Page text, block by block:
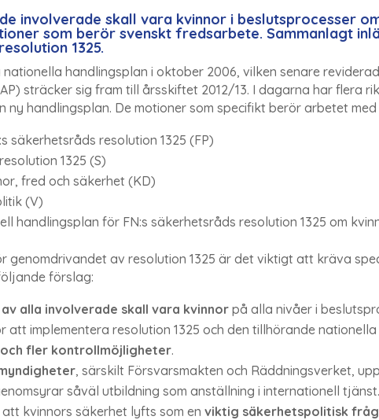
involverade skall vara kvinnor i beslutsprocesser
som berör svenskt fredsarbete. Sammanlagt
1325.
handlingsplan i oktober 2006, vilken senare
sträcker sig fram till årsskiftet 2012/13. I dagarna har flera
ny handlingsplan. De motioner som specifikt berör arbetet med
säkerhetsråds resolution 1325 (FP)
1325 (S)
fred och säkerhet (KD)
(V)
handlingsplan för FN:s säkerhetsråds resolution 1325 om
genomdrivandet av resolution 1325 är det viktigt att kräva
förslag:
alla involverade skall vara kvinnor på alla nivåer i
att implementera resolution 1325 och den tillhörande
fler kontrollmöjligheter.
, särskilt Försvarsmakten och Räddningsverket,
såväl utbildning som anställning i internationell tjänst.
kvinnors säkerhet lyfts som enviktig säkerhetspolitisk